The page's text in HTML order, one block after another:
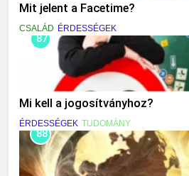
Mit jelent a Facetime?
CSALÁD ÉRDESSÉGEK
87
Mi kell a jogosítványhoz?
ÉRDESSÉGEK TUDOMÁNY
88